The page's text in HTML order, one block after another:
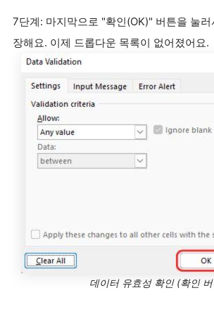
7단계: 마지막으로 "확인(OK)" 버튼을 눌러
장해요. 이제 드롭다운 목록이 없어졌어요.
데이터 유효성 확인 (확인